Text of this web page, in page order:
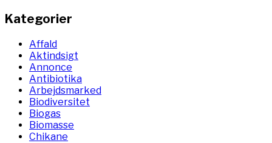
Kategorier
Affald
Aktindsigt
Annonce
Antibiotika
Arbejdsmarked
Biodiversitet
Biogas
Biomasse
Chikane